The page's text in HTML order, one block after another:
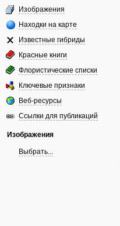
Изображения
Находки на карте
Известные гибриды
Красные книги
Флористические списки
Ключевые признаки
Веб-ресурсы
Ссылки для публикаций
Изображения
Выбрать...